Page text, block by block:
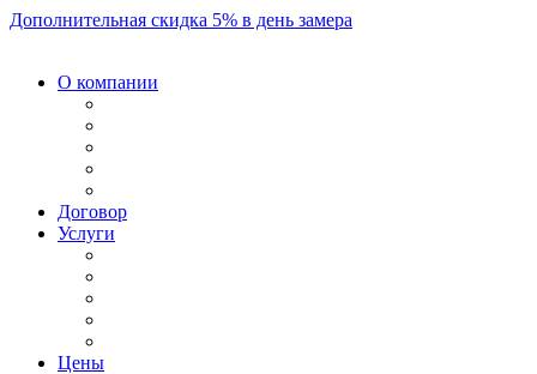
Дополнительная скидка 5% в день замера
О компании
Договор
Услуги
Цены